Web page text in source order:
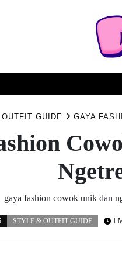
GUIDE GAYA
gaya fashion cowok unik dan
STYLE & OUTFIT GUIDE 1